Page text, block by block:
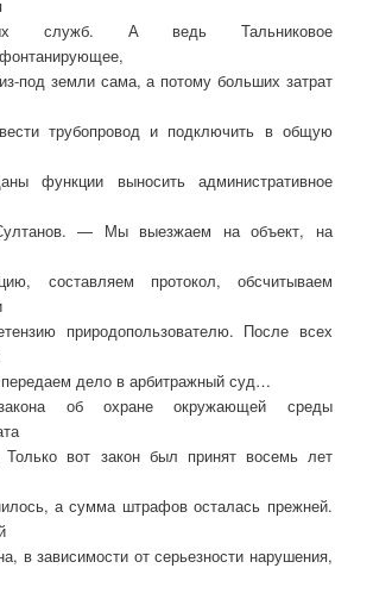
служб. А ведь Тальниковое
под земли сама, а потому больших затрат
трубопровод и подключить в общую
функции выносить административное
— Мы выезжаем на объект, на
составляем протокол, обсчитываем
природопользователю. После всех
дело в арбитражный суд…
об охране окружающей среды
Только вот закон был принят восемь лет
а сумма штрафов осталась прежней.
в зависимости от серьезности нарушения,